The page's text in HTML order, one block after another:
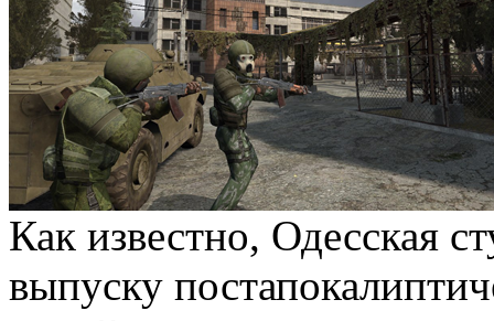
Как известно, Одесская
выпуску